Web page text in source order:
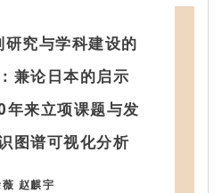
研究与学科建设的
兼论日本的启示
来立项课题与发
图谱可视化分析
赵麒宇